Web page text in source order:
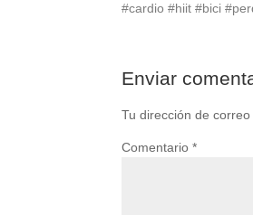
#cardio #hiit #bici
Enviar
Tu dirección de
Comentario*